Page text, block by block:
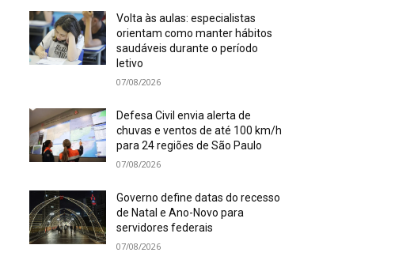
Volta às aulas: especialistas
orientam como manter hábitos
saudáveis durante o período
letivo
07/08/2026
Defesa Civil envia alerta de
chuvas e ventos de até 100 km/h
para 24 regiões de São Paulo
07/08/2026
Governo define datas do recesso
de Natal e Ano-Novo para
servidores federais
07/08/2026